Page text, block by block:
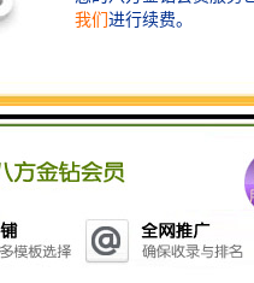
当前雨水收集利用，体
进行。常用的方法是收
在一定程度上节约了使
主要借用地面渗透作用
地下水目的。自然，公路